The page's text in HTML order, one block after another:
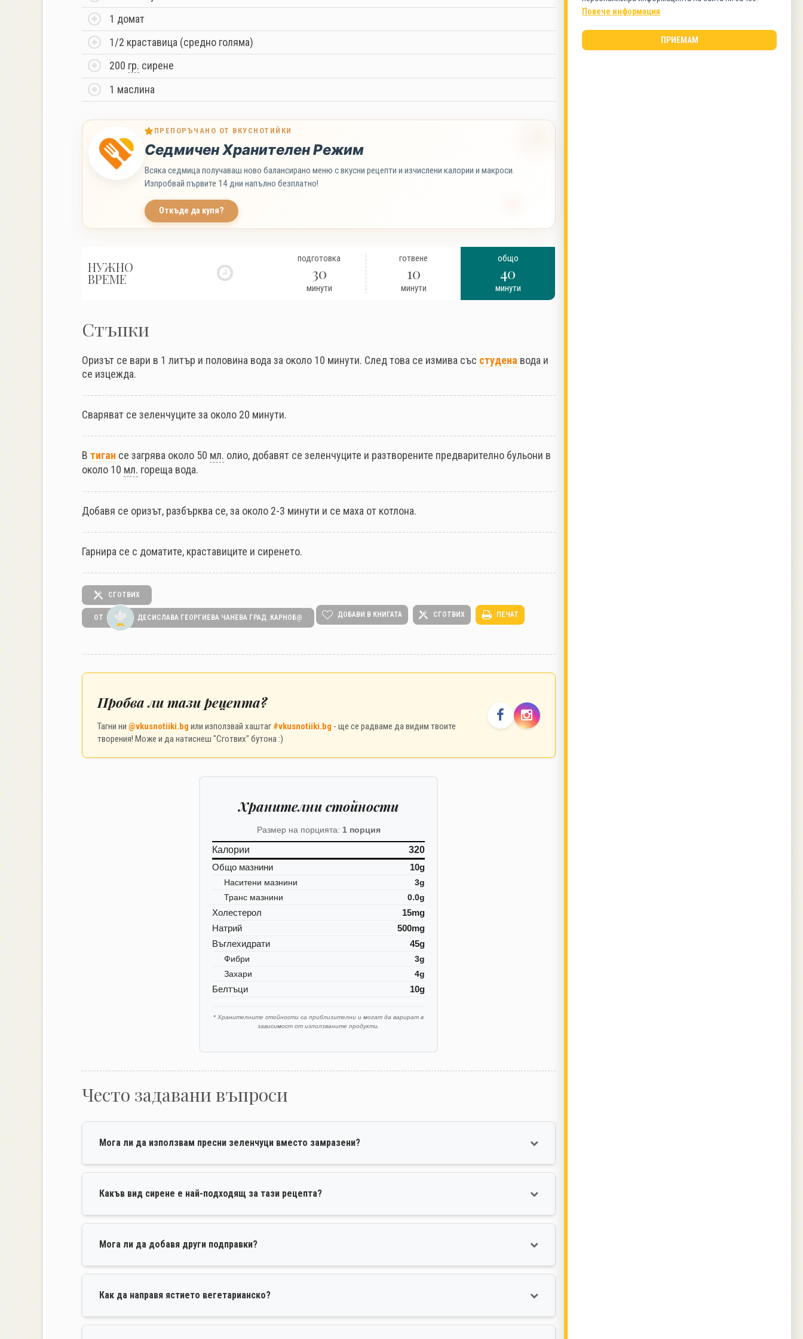
1 домат
1/2 краставица (средно голяма)
200 гр. сирене
1 маслина
ПРЕПОРЪЧАНО ОТ ВКУСНОТИЙКИ
Седмичен Хранителен Режим
Всяка седмица получаваш ново балансирано меню с вкусни рецепти и изчислени калории и макроси.
Изпробвай първите 14 дни напълно безплатно!
Откъде да купя?
НУЖНО
ВРЕМЕ
подготовка
30
минути
готвене
10
минути
общо
40
минути
Стъпки
Оризът се вари в 1 литър и половина вода за около 10 минути. След това се измива със студена вода и
се изцежда.
Сваряват се зеленчуците за около 20 минути.
В тиган се загрява около 50 мл. олио, добавят се зеленчуците и разтворените предварително бульони в
около 10 мл. гореща вода.
Добавя се оризът, разбърква се, за около 2-3 минути и се маха от котлона.
Гарнира се с доматите, краставиците и сиренето.
СГОТВИХ
ОТ ДЕСИСЛАВА ГЕОРГИЕВА ЧАНЕВА ГРАД .КАРНОБ@ ДОБАВИ В КНИГАТА СГОТВИХ ПЕЧАТ
Пробва ли тази рецепта?
Тагни ни @vkusnotiiki.bg или използвай хаштаг #vkusnotiiki.bg - ще се радваме да видим твоите
творения! Може и да натиснеш "Сготвих" бутона :)
Хранителни стойности
Размер на порцията: 1 порция
Калории
320
Общо мазнини
10g
Наситени мазнини
3g
Транс мазнини
0.0g
Холестерол
15mg
Натрий
500mg
Въглехидрати
45g
Фибри
3g
Захари
4g
Белтъци 10g
* Хранителните стойности са приблизителни и могат да варират в
зависимост от използваните продукти.
Често задавани въпроси
Мога ли да използвам пресни зеленчуци вместо замразени?
Какъв вид сирене е най-подходящ за тази рецепта?
Мога ли да добавя други подправки?
Как да направя ястието вегетарианско?
КАТЕГОРИИ
Ястия без месо
Повече информация
ПРИЕМАМ